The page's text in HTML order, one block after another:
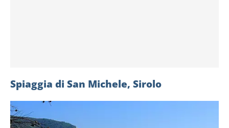
Spiaggia di San Michele, Sirolo